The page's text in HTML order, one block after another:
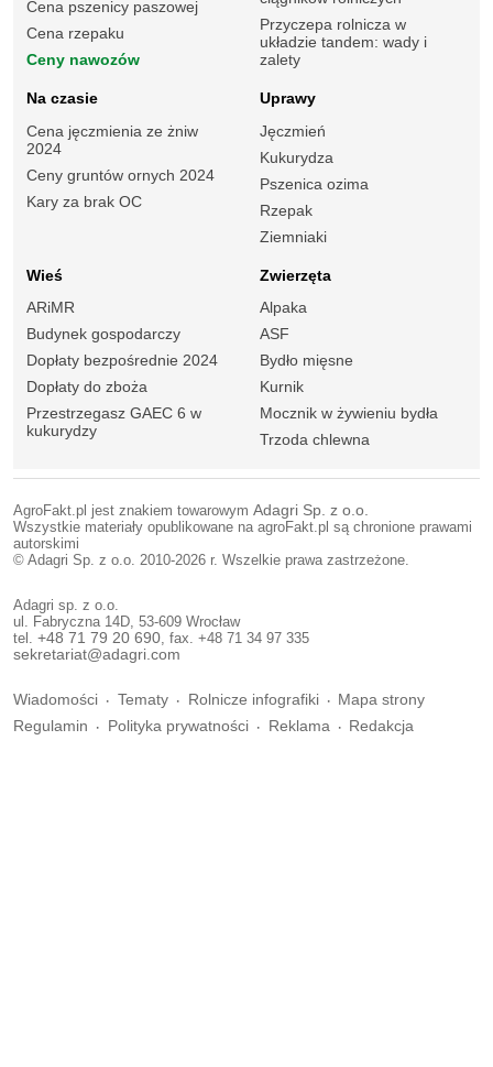
Cena pszenicy paszowej
Cena rzepaku
Ceny nawozów
Przyczepa rolnicza w
układzie tandem: wady i
zalety
Na czasie
Cena jęczmienia ze żniw
2024
Ceny gruntów ornych 2024
Kary za brak OC
Uprawy
Jęczmień
Kukurydza
Pszenica ozima
Rzepak
Ziemniaki
Wieś
ARiMR
Budynek gospodarczy
Dopłaty bezpośrednie 2024
Dopłaty do zboża
Przestrzegasz GAEC 6 w
kukurydzy
Zwierzęta
Alpaka
ASF
Bydło mięsne
Kurnik
Mocznik w żywieniu bydła
Trzoda chlewna
AgroFakt.pl jest znakiem towarowym Adagri Sp. z o.o.
Wszystkie materiały opublikowane na agroFakt.pl są chronione prawami
autorskimi
© Adagri Sp. z o.o. 2010-2026 r. Wszelkie prawa zastrzeżone.
Adagri sp. z o.o.
ul. Fabryczna 14D, 53-609 Wrocław
tel. +48 71 79 20 690 , fax. +48 71 34 97 335
sekretariat@adagri.com
Wiadomości Tematy Rolnicze infografiki
Mapa strony
Regulamin
Polityka prywatności Reklama Redakcja